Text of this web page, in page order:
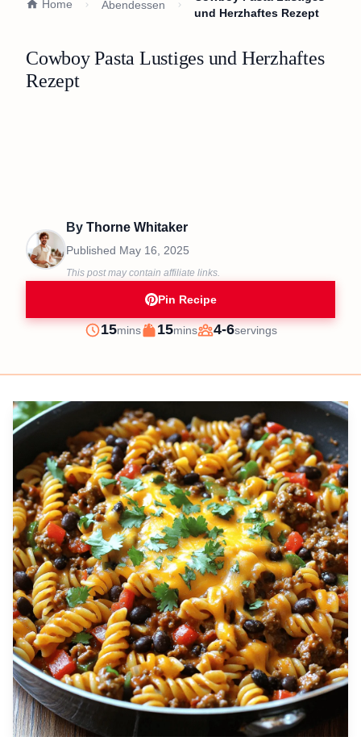
Home Abendessen
und Herzhaftes Rezept
Cowboy Pasta Lustiges und Herzhaftes
Rezept
By Thorne Whitaker
Published May 16, 2025
This post may contain affiliate links.
Pin Recipe
Prep
15minutes
mins
Cook
15minutes
mins
Servings
4-6servings